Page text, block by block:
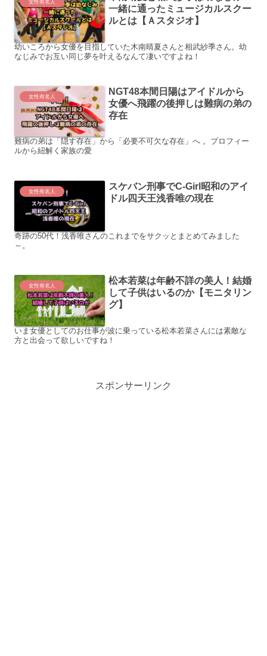
女性有名人
一緒に通ったミュージカルスクー
ルとは【Ａスタジオ】
幼いころから女優を目指していた木南晴夏さんと相武紗季さん。幼
なじみでお互い同じ夢を叶えるなんて凄いですよね！
女性有名人
NGT48本間日陽はアイドルから
女優へ飛躍の後押しは難病の弟の
存在
難病の弟は「隠す存在」から「必要不可欠な存在」へ 。プロフィー
ルから紐解く家族の愛
女性有名人
スケバン刑事でC-Girl昭和のアイ
ドル四天王浅香唯の現在
奇跡の50代！浅香唯さんのこれまでをサクッとまとめてみました
～。
女性有名人
松本若菜は年齢不詳の美人！結婚
して子供はいるのか【モニタリン
グ】
いま女優としてのお仕事が波に乗っている松本若菜さんには素敵な
方と出会って欲しいですね！
スポンサーリンク